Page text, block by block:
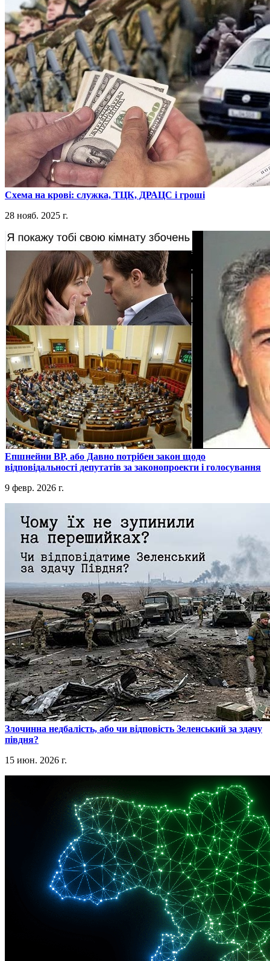
​Схема на крові: служка, ТЦК, ДРАЦС і гроші
28 нояб. 2025 г.
​Епшнейни ВР, або Давно потрібен закон щодо
відповідальності депутатів за законопроекти і голосування
9 февр. 2026 г.
​Злочинна недбалість, або чи відповість Зеленський за здачу
півдня?
15 июн. 2026 г.